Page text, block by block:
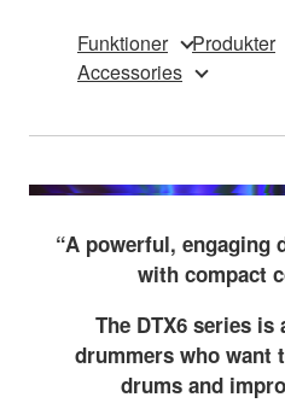
Funktioner Produkter
Accessories
“A powerful, engaging
with compact
The DTX6 series
drummers who want
drums and